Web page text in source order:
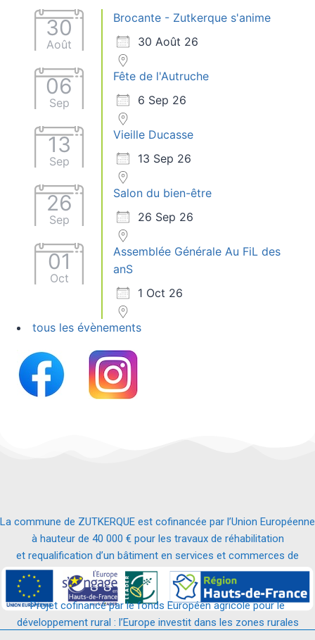
30
Août
Brocante - Zutkerque s'anime
30 Août 26
06
Sep
Fête de l'Autruche
6 Sep 26
13
Sep
Vieille Ducasse
13 Sep 26
26
Sep
Salon du bien-être
26 Sep 26
01
Oct
Assemblée Générale Au FiL des
anS
1 Oct 26
tous les évènements
La commune de ZUTKERQUE est cofinancée par l’Union Européenne
à hauteur de 40 000 € pour les travaux de réhabilitation
et requalification d’un bâtiment en services et commerces de
proximité.
Projet cofinancé par le fonds Européen agricole pour le
développement rural : l’Europe investit dans les zones rurales